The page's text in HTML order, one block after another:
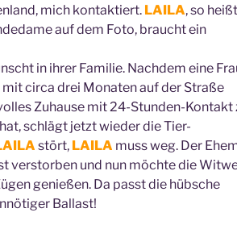
mich kontaktiert. LAILA, so
auf dem Foto, braucht ein
in ihrer Familie. Nachdem eine
mit circa drei Monaten auf der Straße
Zuhause mit 24-Stunden-Kontakt
schlägt jetzt wieder die Tier-
stört, LAILA muss weg. Der
verstorben und nun möchte die
genießen. Da passt die hübsche
Ballast!